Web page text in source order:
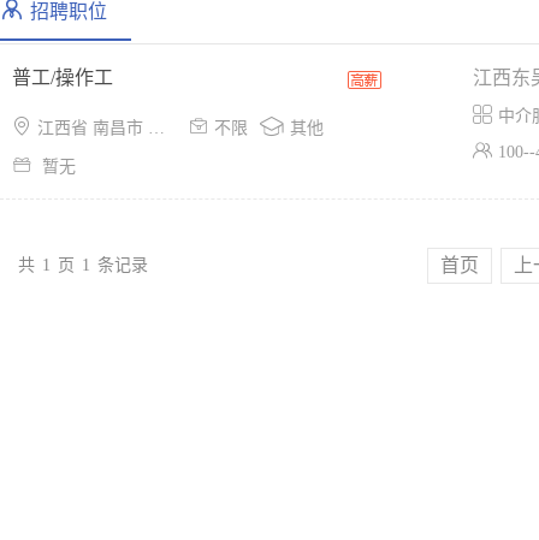
招聘职位
普工/操作工
 江西省 南昌市 青山湖区  不限  其他
 暂无
江西东
 中介

共 1 页 1 条记录 首页